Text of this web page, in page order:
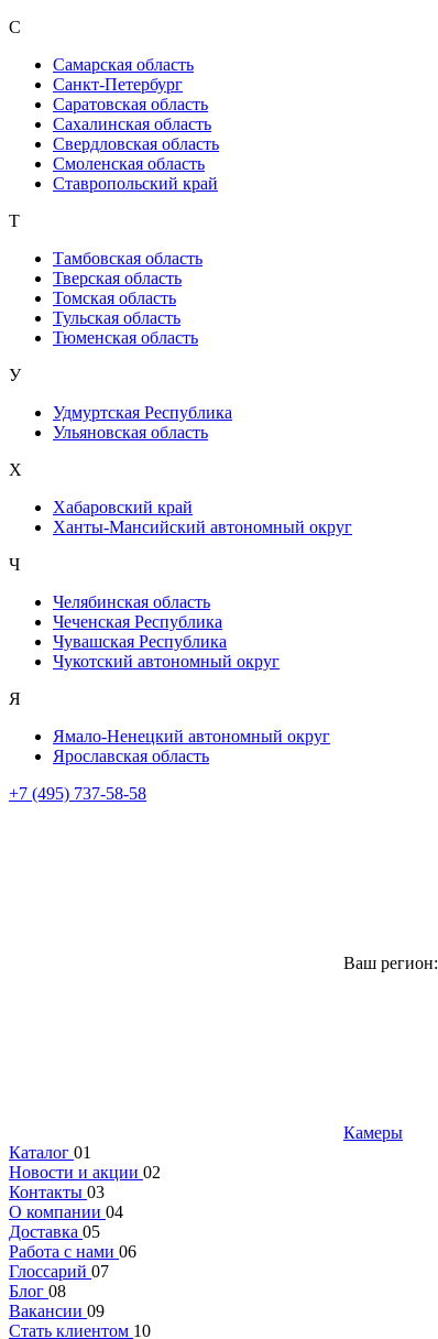
С
Самарская область
Санкт-Петербург
Саратовская область
Сахалинская область
Свердловская область
Смоленская область
Ставропольский край
Т
Тамбовская область
Тверская область
Томская область
Тульская область
Тюменская область
У
Удмуртская Республика
Ульяновская область
Х
Хабаровский край
Ханты-Мансийский автономный округ
Ч
Челябинская область
Чеченская Республика
Чувашская Республика
Чукотский автономный округ
Я
Ямало-Ненецкий автономный округ
Ярославская область
+7 (495) 737-58-58
Ваш регион:
Камеры
Каталог 01
Новости и акции 02
Контакты 03
О компании 04
Доставка 05
Работа с нами 06
Глоссарий 07
Блог 08
Вакансии 09
Стать клиентом 10